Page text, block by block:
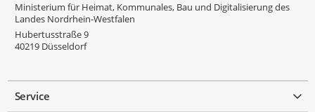
Ministerium für Heimat, Kommunales, Bau und Digitalisierung des
Landes Nordrhein-Westfalen
Hubertusstraße 9
40219 Düsseldorf
Service